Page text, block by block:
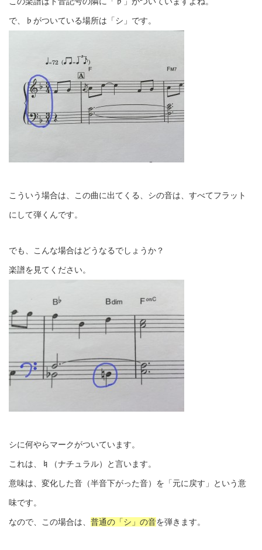
で、♭がついている場所は「シ」です。
こういう場合は、この曲に出てくる、シの音は、すべてフラット
にして弾くんです。
でも、こんな場合はどうなるでしょうか？
楽譜を見てください。
シに何やらマークがついています。
これは、♮（ナチュラル）と言います。
意味は、変化した音（半音下がった音）を「元に戻す」という意
味です。
なので、この場合は、 普通の「シ」の音を弾きます。